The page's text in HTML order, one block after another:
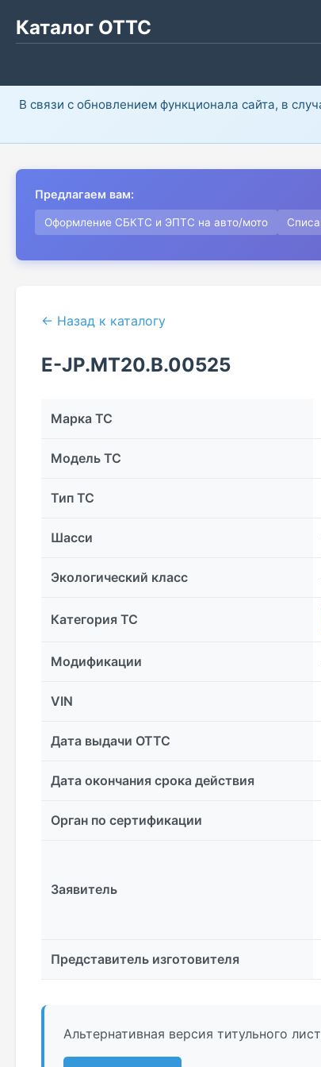
Каталог ОТТС
В связи с обновлением функционала сайта, в
Предлагаем вам:
Оформление СБКТС и ЭПТС на авто/мото
← Назад к каталогу
E-JP.МТ20.B.00525
Марка ТС
Модель ТС
Тип ТС
Шасси
Экологический класс
Категория ТС
Модификации
VIN
Дата выдачи ОТТС
Дата окончания срока действия
Орган по сертификации
Заявитель
Представитель изготовителя
Альтернативная версия титульного